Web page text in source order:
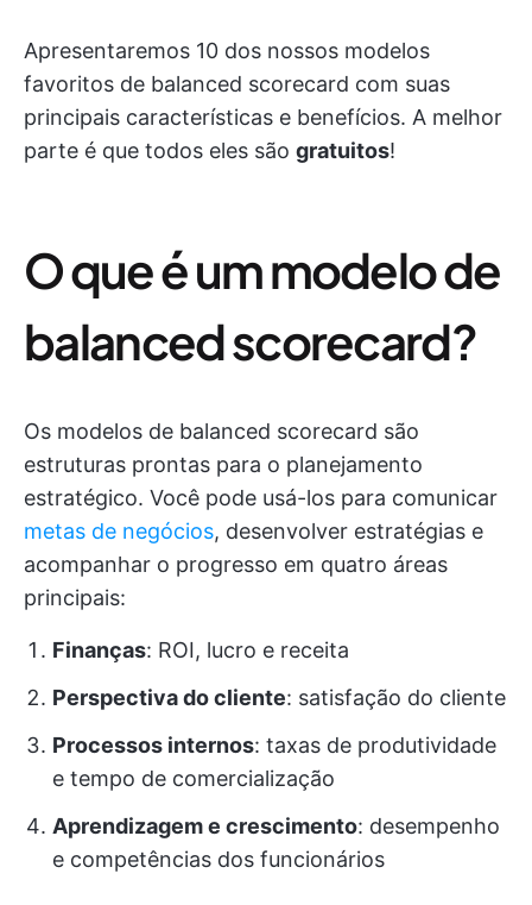
Apresentaremos 10 dos nossos modelos
favoritos de balanced scorecard com suas
principais características e benefícios. A melhor
parte é que todos eles são gratuitos!
O que é um modelo de
balanced scorecard?
Os modelos de balanced scorecard são
estruturas prontas para o planejamento
estratégico. Você pode usá-los para comunicar
metas de negócios, desenvolver estratégias e
acompanhar o progresso em quatro áreas
principais:
Finanças: ROI, lucro e receita
Perspectiva do cliente: satisfação do cliente
Processos internos: taxas de produtividade
e tempo de comercialização
Aprendizagem e crescimento: desempenho
e competências dos funcionários